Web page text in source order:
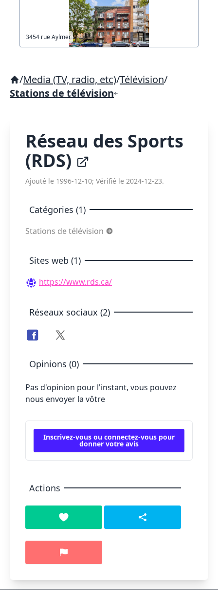
3454 rue Aylmer
/Media (TV, radio, etc)/Télévision/
Stations de télévision
Réseau des Sports
(RDS)
Ajouté le 1996-12-10; Vérifié le 2024-12-23.
Catégories (1)
Stations de télévision
Sites web (1)
https://www.rds.ca/
Réseaux sociaux (2)
Opinions (0)
Pas d'opinion pour l'instant, vous pouvez
nous envoyer la vôtre
Inscrivez-vous ou connectez-vous pour
donner votre avis
Actions